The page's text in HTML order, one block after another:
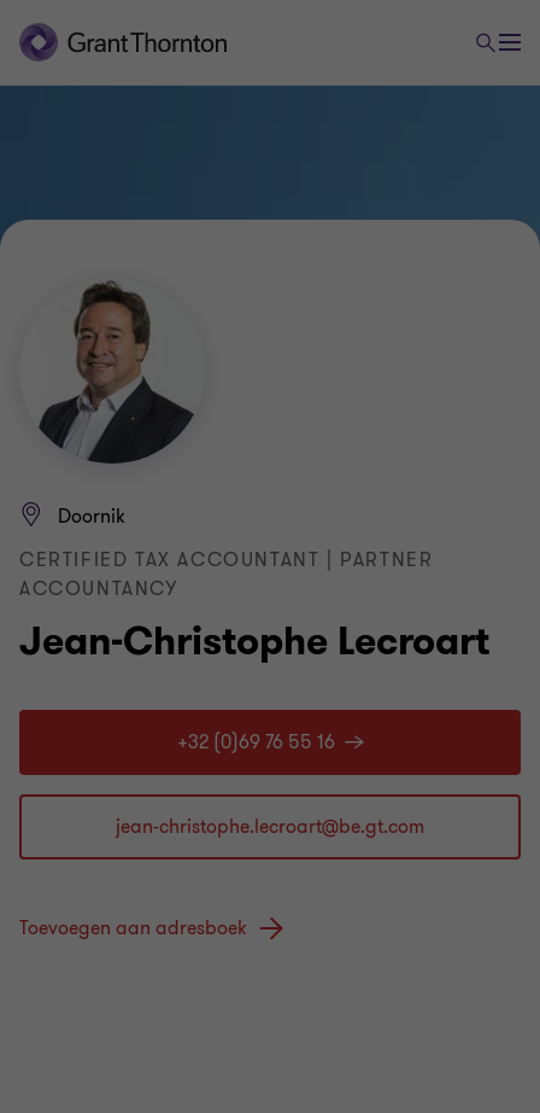
Jean-Christophe Lecroart
Doornik
CERTIFIED TAX ACCOUNTANT | PARTNER
ACCOUNTANCY
+32 (0)69 76 55 16
Toevoegen aan adresboek